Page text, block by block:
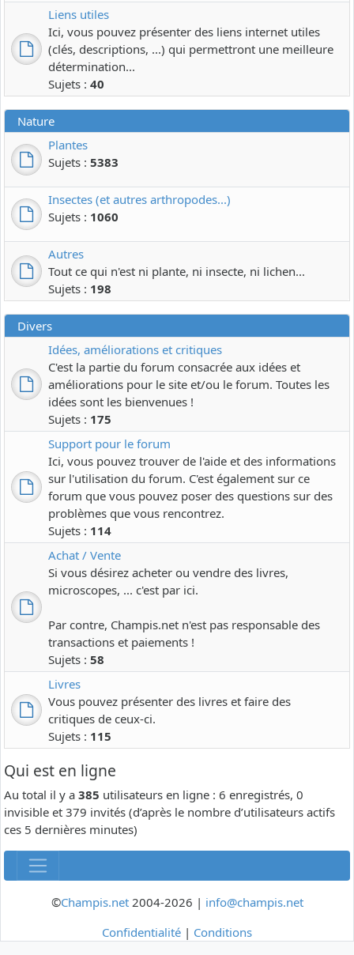
Liens utiles
Ici, vous pouvez présenter des liens internet utiles
(clés, descriptions, ...) qui permettront une meilleure
détermination...
Sujets : 40
Nature
Plantes
Sujets : 5383
Insectes (et autres arthropodes...)
Sujets : 1060
Autres
Tout ce qui n'est ni plante, ni insecte, ni lichen...
Sujets : 198
Divers
Idées, améliorations et critiques
C'est la partie du forum consacrée aux idées et
améliorations pour le site et/ou le forum. Toutes les
idées sont les bienvenues !
Sujets : 175
Support pour le forum
Ici, vous pouvez trouver de l'aide et des informations
sur l'utilisation du forum. C'est également sur ce
forum que vous pouvez poser des questions sur des
problèmes que vous rencontrez.
Sujets : 114
Achat / Vente
Si vous désirez acheter ou vendre des livres,
microscopes, ... c'est par ici.
Par contre, Champis.net n'est pas responsable des
transactions et paiements !
Sujets : 58
Livres
Vous pouvez présenter des livres et faire des
critiques de ceux-ci.
Sujets : 115
Qui est en ligne
Au total il y a 385 utilisateurs en ligne : 6 enregistrés, 0
invisible et 379 invités (d’après le nombre d’utilisateurs actifs
ces 5 dernières minutes)
©Champis.net2004-2026 | info@champis.net
Confidentialité | Conditions